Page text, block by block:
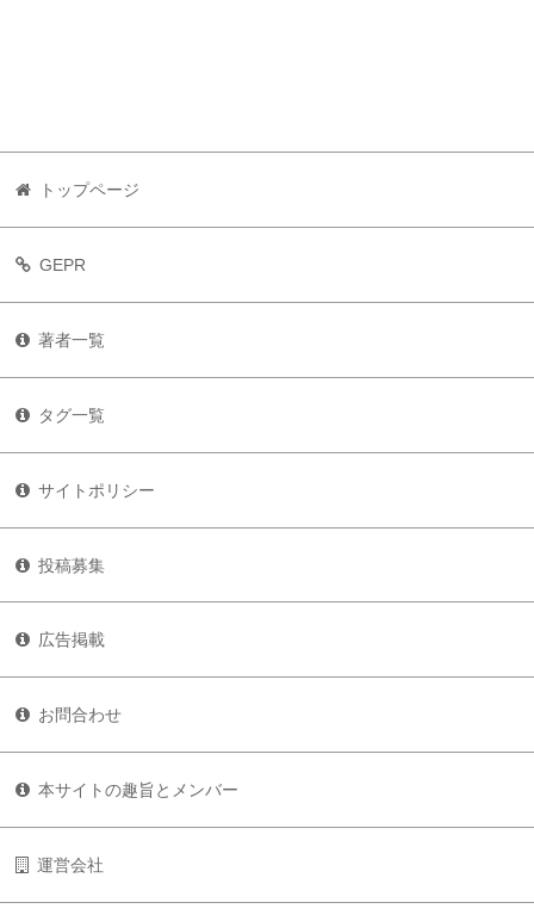
トップページ
GEPR
著者一覧
タグ一覧
サイトポリシー
投稿募集
広告掲載
お問合わせ
本サイトの趣旨とメンバー
運営会社